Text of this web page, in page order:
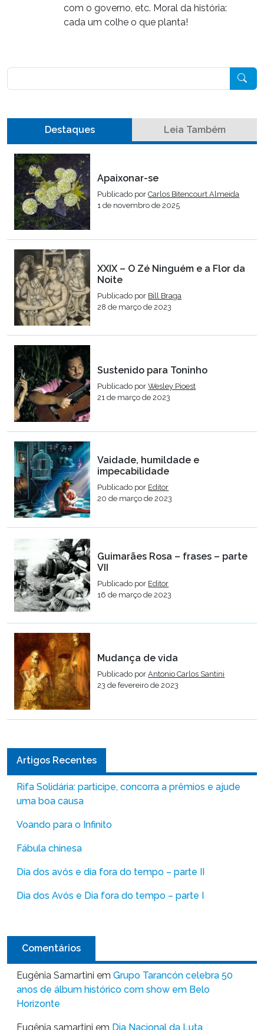
com o governo, etc. Moral da história:
cada um colhe o que planta!
Destaques Leia Também
Apaixonar-se
Publicado porCarlos Bitencourt Almeida
1 de novembro de 2025
XXIX – O Zé Ninguém e a Flor da
Noite
Publicado por Bill Braga
28 de março de 2023
Sustenido para Toninho
Publicado porWesley Pioest
21 de março de 2023
Vaidade, humildade e
impecabilidade
Publicado por Editor
20 de março de 2023
Guimarães Rosa – frases – parte
VII
Publicado por Editor
16 de março de 2023
Mudança de vida
Publicado porAntonio Carlos Santini
23 de fevereiro de 2023
Artigos Recentes
Rifa Solidária: participe, concorra a prêmios e ajude
uma boa causa
Voando para o Infinito
Fábula chinesa
Dia dos avós e dia fora do tempo – parte II
Dia dos Avós e Dia fora do tempo – parte I
Comentários
Eugênia Samartini em Grupo Tarancón celebra 50
anos de álbum histórico com show em Belo
Horizonte
Eugênia samartini em Dia Nacional da Luta